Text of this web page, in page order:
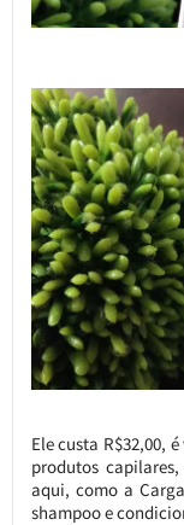
Ele custa R$32,00,
produtos
aqui, como a
shampoo e